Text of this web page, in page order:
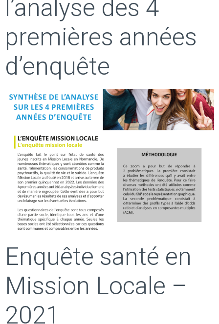
l’analyse des 4
premières années
d’enquête
Enquête santé en
Mission Locale –
2021